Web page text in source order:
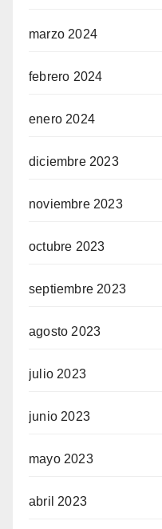
marzo 2024
febrero 2024
enero 2024
diciembre 2023
noviembre 2023
octubre 2023
septiembre 2023
agosto 2023
julio 2023
junio 2023
mayo 2023
abril 2023